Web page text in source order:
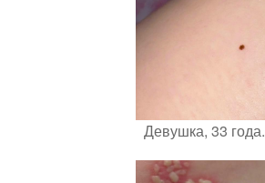
Девушка, 33 года.